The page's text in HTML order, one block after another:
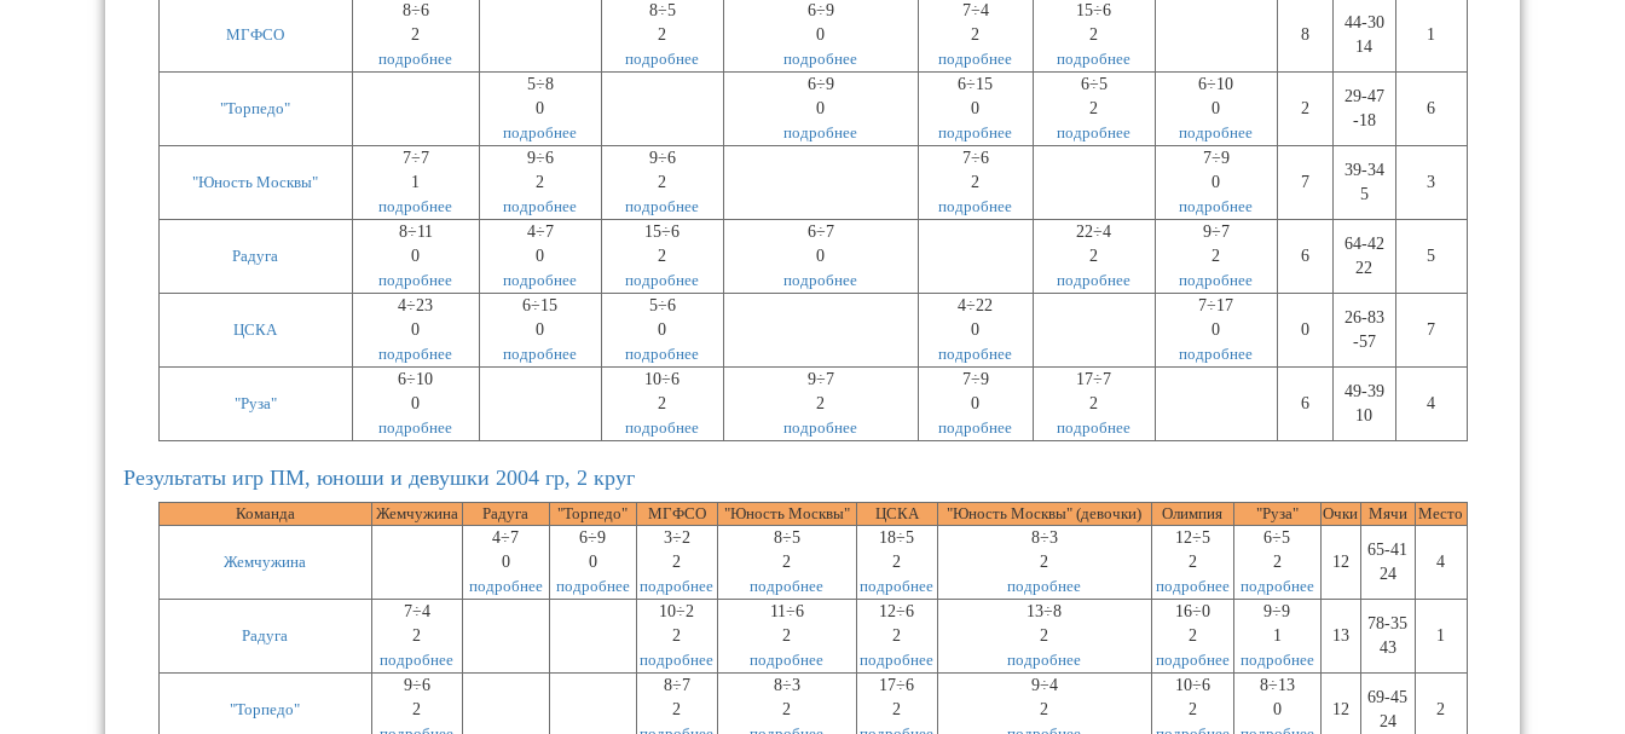
МГФСО
8÷6
2
подробнее
8÷5
2
подробнее
6÷9
0
подробнее
7÷4
2
подробнее
15÷6
2
подробнее
8
44-30
14
1
"Торпедо"
5÷8
0
подробнее
6÷9
0
подробнее
6÷15
0
подробнее
6÷5
2
подробнее
6÷10
0
подробнее
2
29-47
-18
6
"Юность Москвы"
7÷7
1
подробнее
9÷6
2
подробнее
9÷6
2
подробнее
7÷6
2
подробнее
7÷9
0
подробнее
7
39-34
5
3
Радуга
8÷11
0
подробнее
4÷7
0
подробнее
15÷6
2
подробнее
6÷7
0
подробнее
22÷4
2
подробнее
9÷7
2
подробнее
6
64-42
22
5
ЦСКА
4÷23
0
подробнее
6÷15
0
подробнее
5÷6
0
подробнее
4÷22
0
подробнее
7÷17
0
подробнее
0
26-83
-57
7
"Руза"
6÷10
0
подробнее
10÷6
2
подробнее
9÷7
2
подробнее
7÷9
0
подробнее
17÷7
2
подробнее
6
49-39
10
4
Результаты игр ПМ, юноши и девушки 2004 гр, 2 круг
Команда Жемчужина Радуга "Торпедо" МГФСО "Юность Москвы" ЦСКА "Юность Москвы" (девочки) Олимпия "Руза" Очки Мячи Место
Жемчужина
4÷7
0
подробнее
6÷9
0
подробнее
3÷2
2
подробнее
8÷5
2
подробнее
18÷5
2
подробнее
8÷3
2
подробнее
12÷5
2
подробнее
6÷5
2
подробнее
12
65-41
24
4
Радуга
7÷4
2
подробнее
10÷2
2
подробнее
11÷6
2
подробнее
12÷6
2
подробнее
13÷8
2
подробнее
16÷0
2
подробнее
9÷9
1
подробнее
13
78-35
43
1
"Торпедо"
9÷6
2
8÷7
2
8÷3
2
17÷6
2
9÷4
2
10÷6
2
8÷13
0
12
69-45
24
2